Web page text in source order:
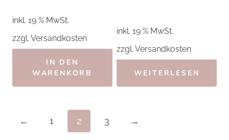
3,50 €2,80 €.
inkl. 19 % MwSt.
zzgl. Versandkosten
IN DEN
WARENKORB
inkl. 19 % MwSt.
zzgl. Versandkosten
WEITERLESEN
← 1 2 3 →